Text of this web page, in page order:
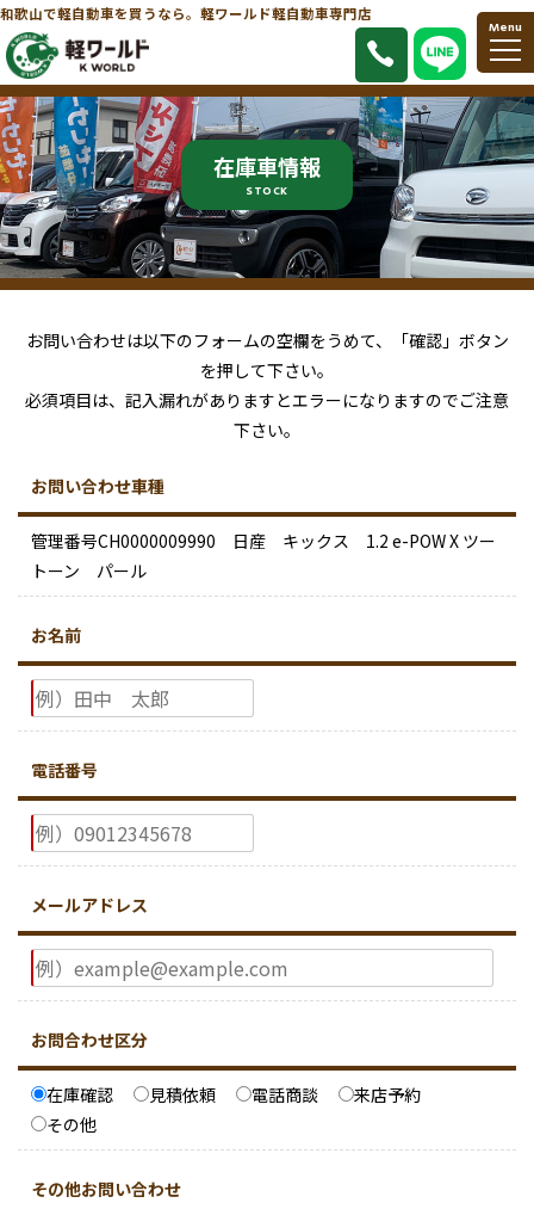
和歌山で軽自動車を買うなら。軽ワールド軽自動車専門店
Menu
在庫車情報
STOCK
お問い合わせは以下のフォームの空欄をうめて、「確認」ボタン
を押して下さい。
必須項目は、記入漏れがありますとエラーになりますのでご注意
下さい。
お問い合わせ車種
管理番号CH0000009990 日産 キックス 1.2 e-POW X ツー
トーン パール
お名前
電話番号
メールアドレス
お問合わせ区分
在庫確認 見積依頼 電話商談
来店予約
その他
その他お問い合わせ